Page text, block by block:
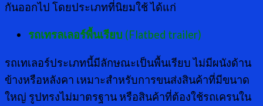
กันออกไป โดยประเภทที่นิยมใช้ ได้แก่
รถเทรลเลอร์พื้นเรียบ (Flatbed trailer)
รถเทเลอร์ประเภทนี้มีลักษณะเป็นพื้นเรียบ ไม่มีผนังด้าน
ข้างหรือหลังคา เหมาะสำหรับการขนส่งสินค้าที่มีขนาด
ใหญ่ รูปทรงไม่มาตรฐาน หรือสินค้าที่ต้องใช้รถเครนใน